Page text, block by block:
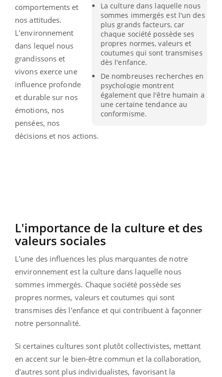
La culture dans laquelle nous
sommes immergés est l'un des
plus grands facteurs, car
chaque société possède ses
propres normes, valeurs et
coutumes qui sont transmises
dès l'enfance.
De nombreuses recherches en
psychologie montrent
également que l'être humain a
une certaine tendance au
conformisme.
comportements et
nos attitudes.
L'environnement
dans lequel nous
grandissons et
vivons exerce une
influence profonde
et durable sur nos
émotions, nos
pensées, nos
décisions et nos actions.
L'importance de la culture et des
valeurs sociales
L'une des influences les plus marquantes de notre
environnement est la culture dans laquelle nous
sommes immergés. Chaque société possède ses
propres normes, valeurs et coutumes qui sont
transmises dès l'enfance et qui contribuent à façonner
notre personnalité.
Si certaines cultures sont plutôt collectivistes, mettant
en accent sur le bien-être commun et la collaboration,
d'autres sont plus individualistes, favorisant la